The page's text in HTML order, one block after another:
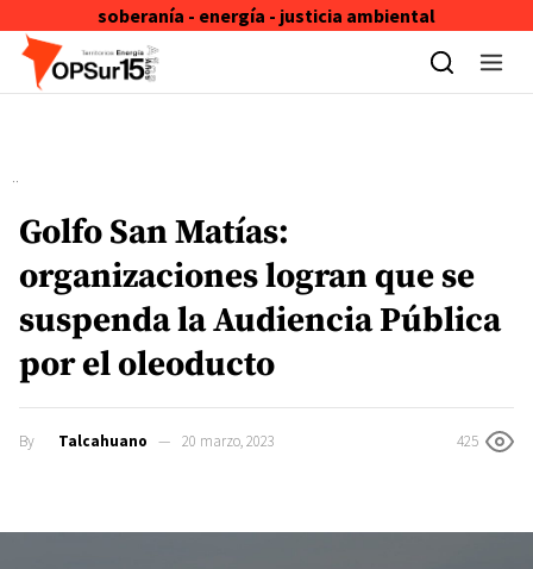
soberanía - energía - justicia ambiental
Skip to content
Golfo San Matías:
organizaciones logran que se
suspenda la Audiencia Pública
por el oleoducto
By Talcahuano 20 marzo, 2023 425